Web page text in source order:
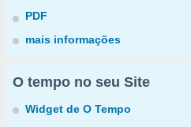
PDF
mais informações
O tempo no seu Site
Widget de O Tempo